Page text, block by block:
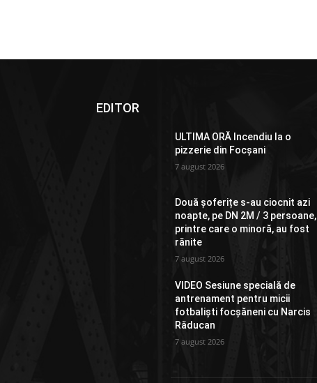
EDITOR
ULTIMA ORĂ Incendiu la o
pizzerie din Focșani
7 august 2026
Două șoferițe s-au ciocnit azi
noapte, pe DN 2M / 3 persoane,
printre care o minoră, au fost
rănite
7 august 2026
VIDEO Sesiune specială de
antrenament pentru micii
fotbaliști focșăneni cu Narcis
Răducan
7 august 2026